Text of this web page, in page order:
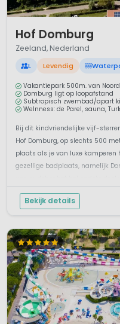
Hof Domburg
Zeeland, Nederland
L Levendig
Vakantiepark 500m. van
Domburg ligt op loopafstand
Subtropisch zwembad/apart
Welnness: de Parel, sauna,
Bij dit kindvriendelijke vijf-
Hof Domburg, op slechts 500
plaats als je van luxe kamperen
gezellige badplaats, namelijk
Bekijk details